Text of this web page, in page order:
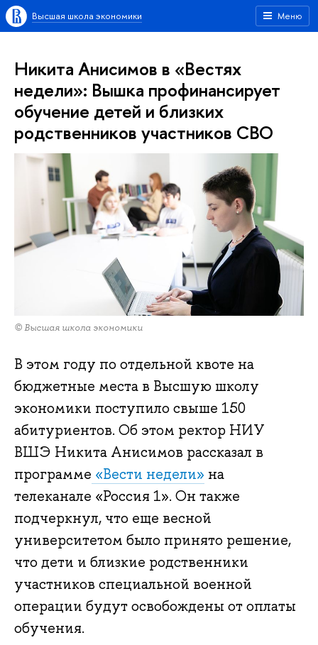
Меню
Высшая школа экономики
Никита Анисимов в «Вестях
недели»: Вышка профинансирует
обучение детей и близких
родственников участников СВО
© Высшая школа экономики
В этом году по отдельной квоте на
бюджетные места в Высшую школу
экономики поступило свыше 150
абитуриентов. Об этом ректор НИУ
ВШЭ Никита Анисимов рассказал в
программе «Вести недели» на
телеканале «Россия 1». Он также
подчеркнул, что еще весной
университетом было принято решение,
что дети и близкие родственники
участников специальной военной
операции будут освобождены от оплаты
обучения.